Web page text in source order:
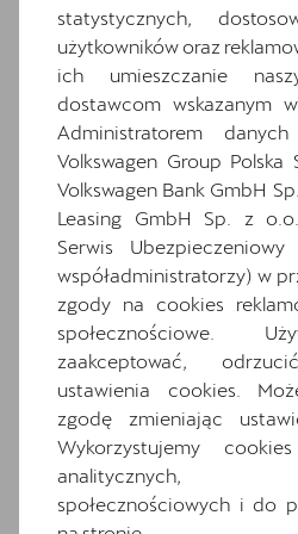
Hamulce tarczowe z
Hybrid drive system mHEV
Informacje o oponach
Media System Plus: 12.9-
ekran dotykowy
Osłony przeciwsłoneczne
pasażera z zamykanymi i
lusterkami
Oświetlenie powitalne w
ych
Podłokietnik z przodu ze
schowkiem
Przednie światła
funkcją doświetlania
Relingi dachowe w
Schowek z funkcją
ładowania telefonu
statystycznych,
użytkowników oraz
ich umieszczanie
dostawcom wskazanym
Administratorem
Volkswagen Group
Volkswagen Bank GmbH
Leasing GmbH Sp. z
Serwis
współadministratorzy) w
zgody na cookies
społecznościowe.
zaakceptować,
ustawienia cookies.
zgodę zmieniając
Wykorzystujemy
analitycznych,
społecznościowych i do